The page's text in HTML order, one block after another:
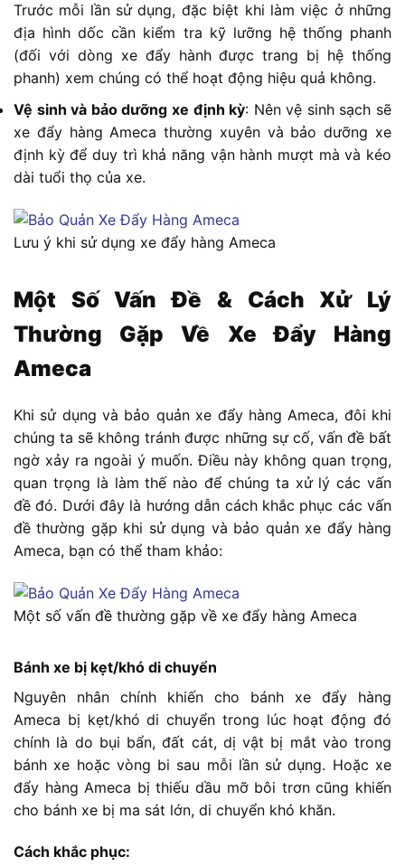
Trước mỗi lần sử dụng, đặc biệt khi làm việc ở những
địa hình dốc cần kiểm tra kỹ lưỡng hệ thống phanh
(đối với dòng xe đẩy hành được trang bị hệ thống
phanh) xem chúng có thể hoạt động hiệu quả không.
Vệ sinh và bảo dưỡng xe định kỳ: Nên vệ sinh sạch sẽ
xe đẩy hàng Ameca thường xuyên và bảo dưỡng xe
định kỳ để duy trì khả năng vận hành mượt mà và kéo
dài tuổi thọ của xe.
Lưu ý khi sử dụng xe đẩy hàng Ameca
Một Số Vấn Đề & Cách Xử Lý
Thường Gặp Về Xe Đẩy Hàng
Ameca
Khi sử dụng và bảo quản xe đẩy hàng Ameca, đôi khi
chúng ta sẽ không tránh được những sự cố, vấn đề bất
ngờ xảy ra ngoài ý muốn. Điều này không quan trọng,
quan trọng là làm thế nào để chúng ta xử lý các vấn
đề đó. Dưới đây là hướng dẫn cách khắc phục các vấn
đề thường gặp khi sử dụng và bảo quản xe đẩy hàng
Ameca, bạn có thể tham khảo:
Một số vấn đề thường gặp về xe đẩy hàng Ameca
Bánh xe bị kẹt/khó di chuyển
Nguyên nhân chính khiến cho bánh xe đẩy hàng
Ameca bị kẹt/khó di chuyển trong lúc hoạt động đó
chính là do bụi bẩn, đất cát, dị vật bị mắt vào trong
bánh xe hoặc vòng bi sau mỗi lần sử dụng. Hoặc xe
đẩy hàng Ameca bị thiếu dầu mỡ bôi trơn cũng khiến
cho bánh xe bị ma sát lớn, di chuyển khó khăn.
Cách khắc phục: